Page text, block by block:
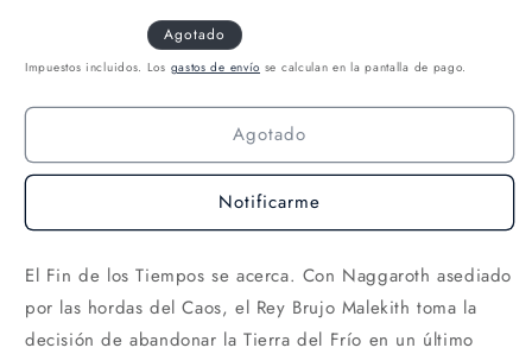
Agotado
Impuestos incluidos. Los gastos de envío se calculan en la pantalla de pago.
Agotado
Notificarme
El Fin de los Tiempos se acerca. Con Naggaroth asediado
por las hordas del Caos, el Rey Brujo Malekith toma la
decisión de abandonar la Tierra del Frío en un último